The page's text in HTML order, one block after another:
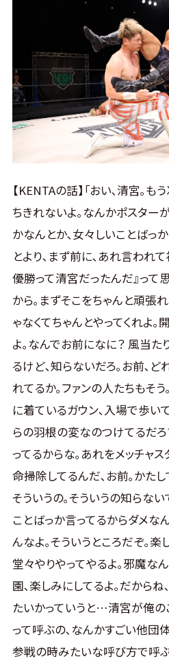
【KENTAの話】｢おい､清宮｡も
ちきれないよ｡なんかポスター
かなんとか､女々しいことばっ
とより､まず前に､あれ言われ
優勝って清宮だったんだ』って
から｡まずそこをちゃんと頑張
ゃなくてちゃんとやってくれよ
よ｡なんでお前になに？ 風当た
るけど､知らないだろ｡お前､ど
れてるか｡ファンの人たちもそ
に着ているガウン､入場で歩い
らの羽根の変なのつけてるだろ
ってるからな｡あれをメッチャ
命掃除してるんだ､お前｡かた
そういうの｡そういうの知らな
ことばっか言ってるからダメな
んなよ｡そういうところだぞ｡楽
堂々やりやってやるよ｡邪魔な
園､楽しみにしてるよ｡だから
たいかっていうと…清宮が俺の
って呼ぶの､なんかすごい他団
参戦の時みたいな呼び方で呼